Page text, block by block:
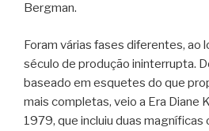
Bergman.
Foram várias fases diferentes, ao
século de produção ininterrupta.
baseado em esquetes do que
mais completas, veio a Era Diane
1979, que incluiu duas magníficas